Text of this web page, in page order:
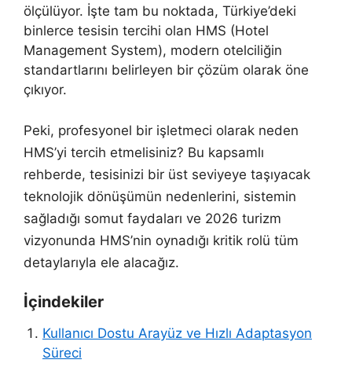
ölçülüyor. İşte tam bu noktada, Türkiye’deki
binlerce tesisin tercihi olan HMS (Hotel
Management System), modern otelciliğin
standartlarını belirleyen bir çözüm olarak öne
çıkıyor.
Peki, profesyonel bir işletmeci olarak neden
HMS’yi tercih etmelisiniz? Bu kapsamlı
rehberde, tesisinizi bir üst seviyeye taşıyacak
teknolojik dönüşümün nedenlerini, sistemin
sağladığı somut faydaları ve 2026 turizm
vizyonunda HMS’nin oynadığı kritik rolü tüm
detaylarıyla ele alacağız.
İçindekiler
Kullanıcı Dostu Arayüz ve Hızlı Adaptasyon
Süreci